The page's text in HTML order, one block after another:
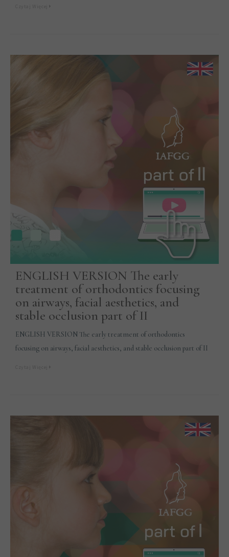
ENGLISH VERSION The early
treatment of orthodontics focusing
on airways, facial aesthetics, and
stable occlusion part of II
ENGLISH VERSION The early treatment of orthodontics
focusing on airways, facial aesthetics, and stable occlusion part of II